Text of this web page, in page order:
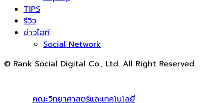
TIPS
รีวิว
ข่าวไอที
Social Network
© Rank Social Digital Co., Ltd. All Right Reserved.
คณะวิทยาศาสตร์และเทคโนโลยี